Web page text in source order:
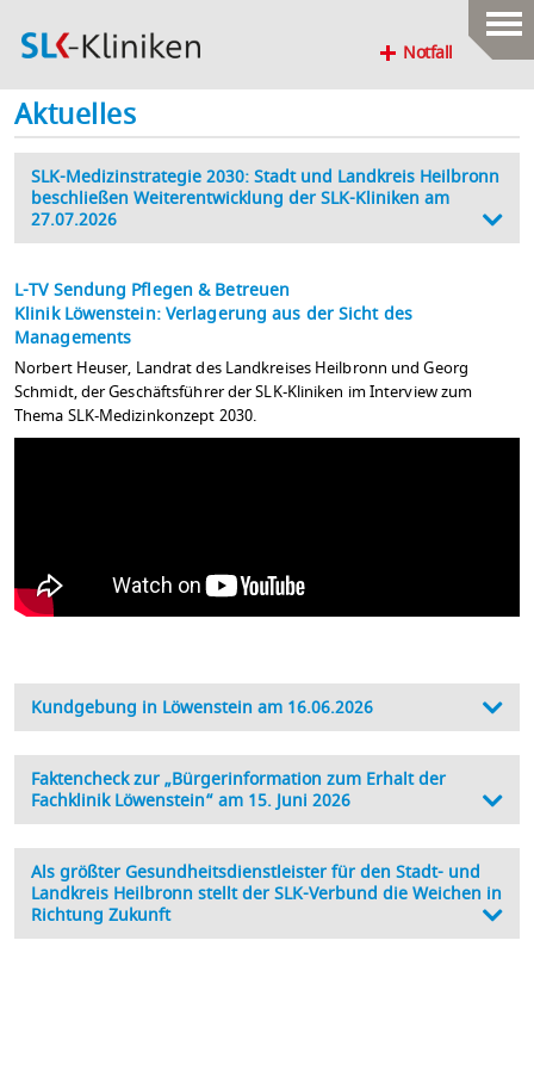
Notfall
Aktuelles
SLK-Medizinstrategie 2030: Stadt und Landkreis Heilbronn
beschließen Weiterentwicklung der SLK-Kliniken am
27.07.2026
L-TV Sendung Pflegen & Betreuen
Klinik Löwenstein: Verlagerung aus der Sicht des
Managements
Norbert Heuser, Landrat des Landkreises Heilbronn und Georg
Schmidt, der Geschäftsführer der SLK-Kliniken im Interview zum
Thema SLK-Medizinkonzept 2030.
Kundgebung in Löwenstein am 16.06.2026
Faktencheck zur „Bürgerinformation zum Erhalt der
Fachklinik Löwenstein“ am 15. Juni 2026
Als größter Gesundheitsdienstleister für den Stadt- und
Landkreis Heilbronn stellt der SLK-Verbund die Weichen in
Richtung Zukunft